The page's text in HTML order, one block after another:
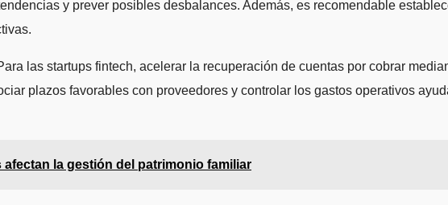
y prever posibles desbalances. Además, es recomendable
las startups fintech, acelerar la recuperación de cuentas por cobrar
plazos favorables con proveedores y controlar los gastos operativos
la gestión del patrimonio familiar